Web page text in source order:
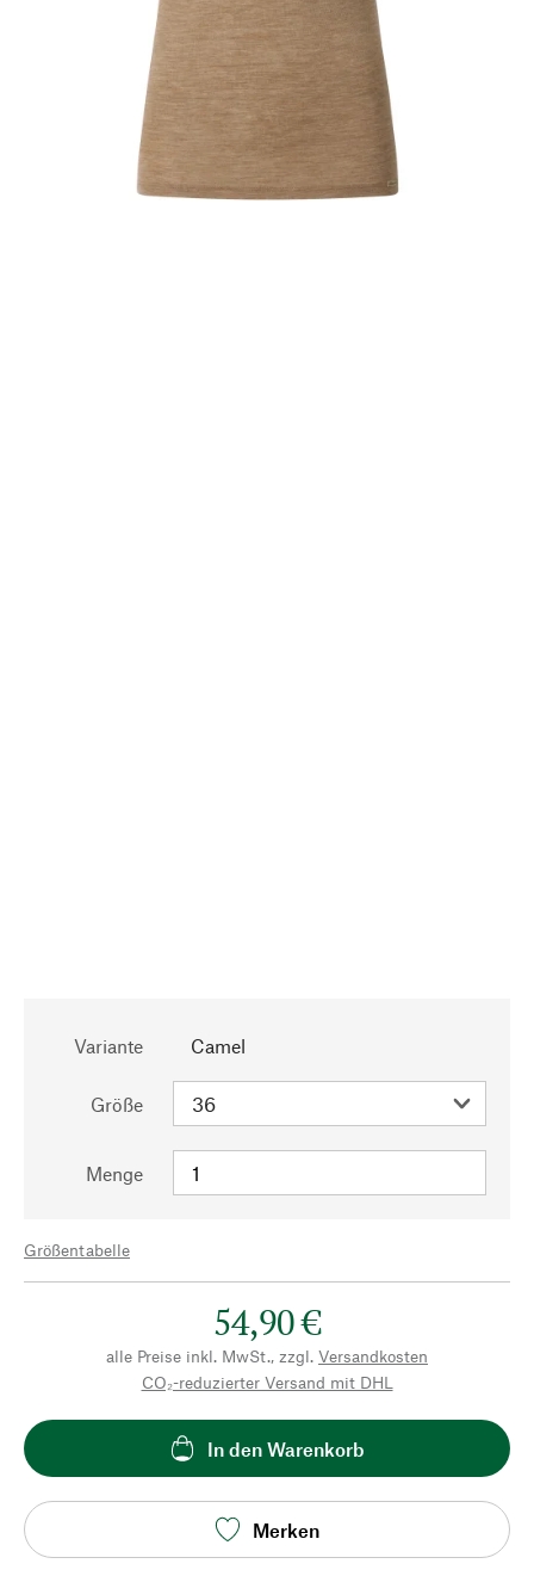
Variante Camel
Größe
Menge
Größentabelle
54,90 €
alle Preise inkl. MwSt., zzgl. Versandkosten
CO₂-reduzierter Versand mit DHL
In den Warenkorb
Merken